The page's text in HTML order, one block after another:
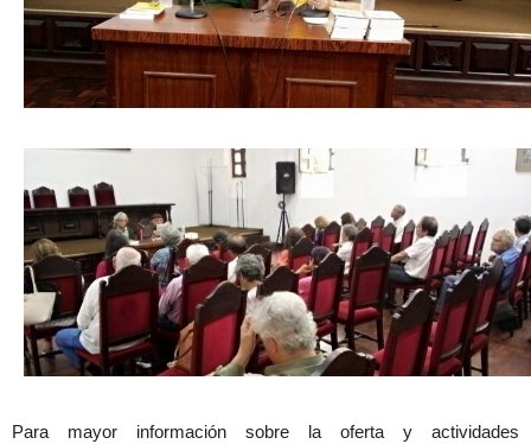
Para mayor información sobre la oferta y actividades